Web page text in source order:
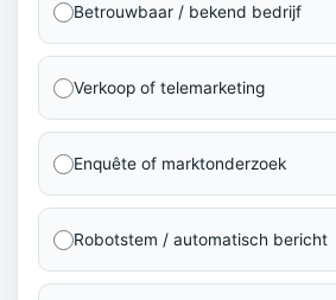
Betrouwbaar / bekend bedrijf
Verkoop of telemarketing
Enquête of marktonderzoek
Robotstem / automatisch bericht